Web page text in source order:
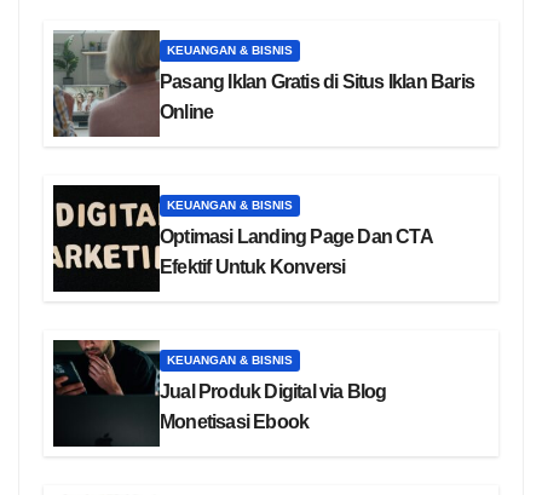
KEUANGAN & BISNIS
Pasang Iklan Gratis di Situs Iklan Baris
Online
KEUANGAN & BISNIS
Optimasi Landing Page Dan CTA
Efektif Untuk Konversi
KEUANGAN & BISNIS
Jual Produk Digital via Blog
Monetisasi Ebook